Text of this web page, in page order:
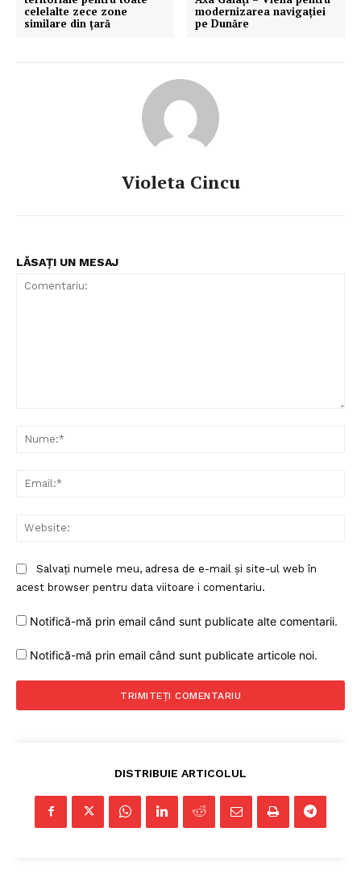
celelalte zece zone
similare din țară
modernizarea navigaţiei
pe Dunăre
Violeta Cincu
LĂSAȚI UN MESAJ
Salvați numele meu, adresa de e-mail și site-ul web în
acest browser pentru data viitoare i comentariu.
Notifică-mă prin email când sunt publicate alte comentarii.
Notifică-mă prin email când sunt publicate articole noi.
DISTRIBUIE ARTICOLUL